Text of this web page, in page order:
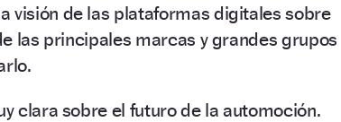
visión de las plataformas digitales sobre
las principales marcas y grandes grupos
clara sobre el futuro de la automoción.